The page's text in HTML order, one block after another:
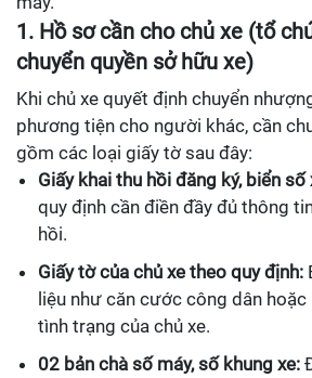
1. Hồ sơ cần cho chủ xe (tổ
chuyển quyền sở hữu xe)
Khi chủ xe quyết định chuyển
phương tiện cho người khác, cần
gồm các loại giấy tờ sau đây:
Giấy khai thu hồi đăng ký, biển số
quy định cần điền đầy đủ thông
hồi.
Giấy tờ của chủ xe theo quy định:
liệu như căn cước công dân hoặc
tình trạng của chủ xe.
02 bản chà số máy, số khung xe: